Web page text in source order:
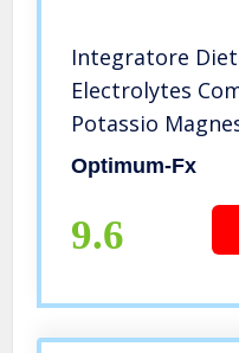
Integratore
Electrolytes
Potassio
Compresse da
Optimum-Fx
9.6